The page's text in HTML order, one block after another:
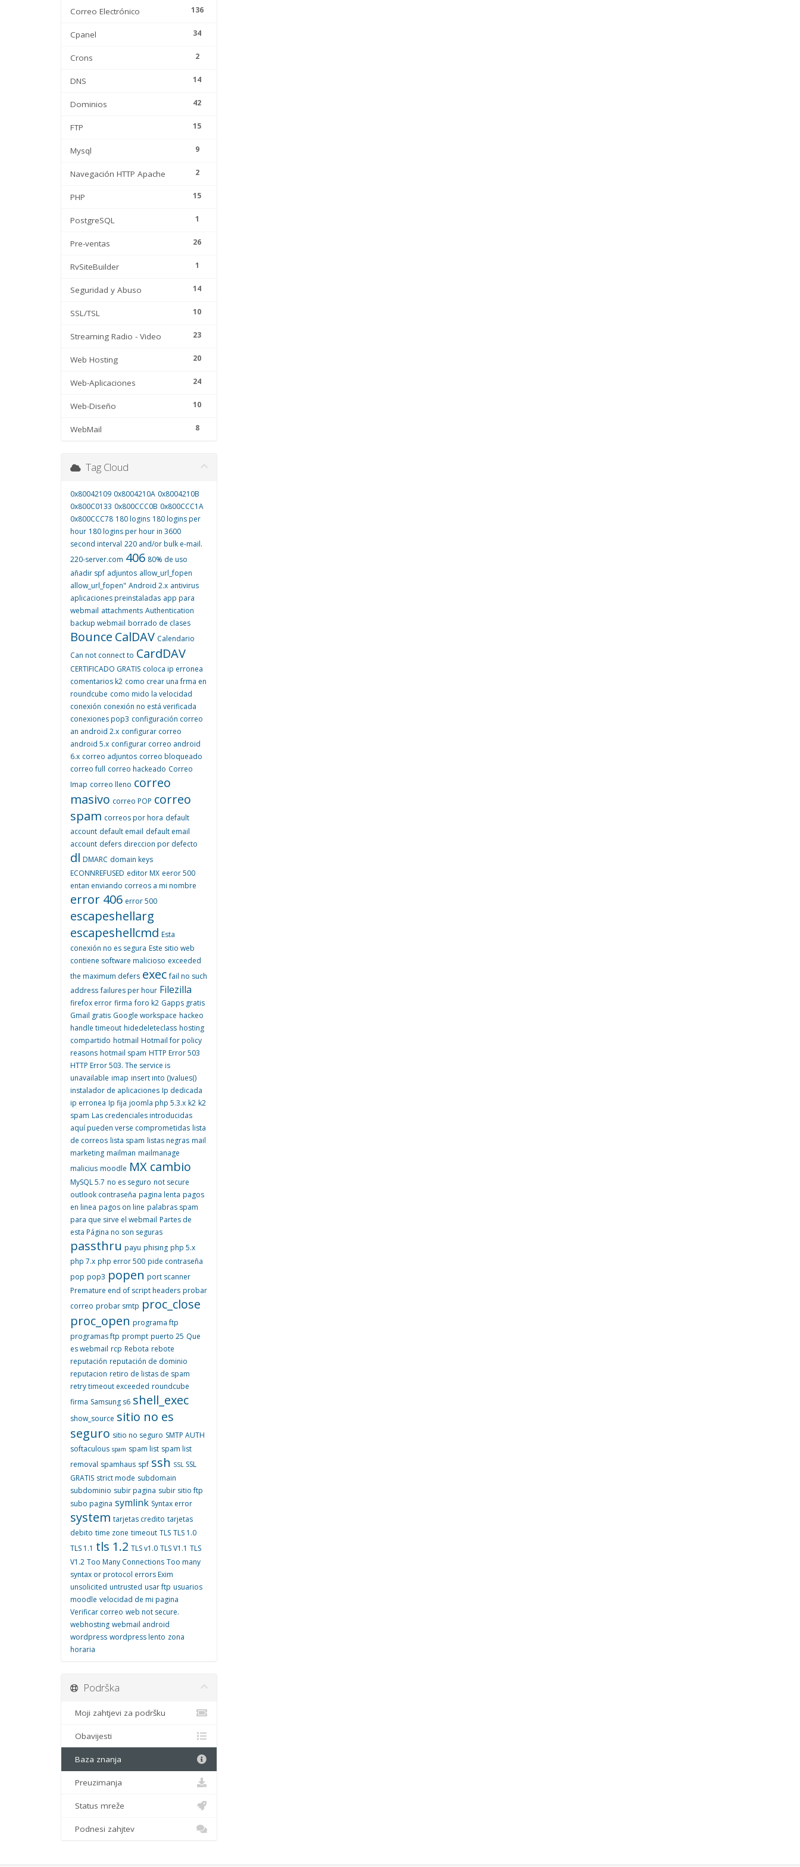
136
Correo Electrónico
34
Cpanel
2
Crons
14
DNS
42
Dominios
15
FTP
9
Mysql
2
Navegación HTTP Apache
15
PHP
1
PostgreSQL
26
Pre-ventas
1
RvSiteBuilder
14
Seguridad y Abuso
10
SSL/TSL
23
Streaming Radio - Video
20
Web Hosting
24
Web-Aplicaciones
10
Web-Diseño
8
WebMail
Tag Cloud
0x80042109 0x8004210A 0x8004210B
0x800C0133 0x800CCC0B 0x800CCC1A
0x800CCC78 180 logins 180 logins per
hour 180 logins per hour in 3600
second interval 220 and/or bulk e-mail.
220-server.com 406 80% de uso
añadir spf adjuntos allow_url_fopen
allow_url_fopen" Android 2.x antivirus
aplicaciones preinstaladas app para
webmail attachments Authentication
backup webmail borrado de clases
Bounce CalDAV Calendario
Can not connect to CardDAV
CERTIFICADO GRATIS coloca ip erronea
comentarios k2 como crear una frma en
roundcube como mido la velocidad
conexión conexión no está verificada
conexiones pop3 configuración correo
an android 2.x configurar correo
android 5.x configurar correo android
6.x correo adjuntos correo bloqueado
correo full correo hackeado Correo
Imap correo lleno correo
masivo correo POP correo
spam correos por hora default
account default email default email
account defers direccion por defecto
dl DMARC domain keys
ECONNREFUSED editor MX eeror 500
entan enviando correos a mi nombre
error 406 error 500
escapeshellarg
escapeshellcmd Esta
conexión no es segura Este sitio web
contiene software malicioso exceeded
the maximum defers exec fail no such
address failures per hour Filezilla
firefox error firma foro k2 Gapps gratis
Gmail gratis Google workspace hackeo
handle timeout hidedeleteclass hosting
compartido hotmail Hotmail for policy
reasons hotmail spam HTTP Error 503
HTTP Error 503. The service is
unavailable imap insert into ()values()
instalador de aplicaciones Ip dedicada
ip erronea Ip fija joomla php 5.3.x k2 k2
spam Las credenciales introducidas
aquí pueden verse comprometidas lista
de correos lista spam listas negras mail
marketing mailman mailmanage
malicius moodle MX cambio
MySQL 5.7 no es seguro not secure
outlook contraseña pagina lenta pagos
en linea pagos on line palabras spam
para que sirve el webmail Partes de
esta Página no son seguras
passthru payu phising php 5.x
php 7.x php error 500 pide contraseña
pop pop3 popen port scanner
Premature end of script headers probar
correo probar smtp proc_close
proc_open programa ftp
programas ftp prompt puerto 25 Que
es webmail rcp Rebota rebote
reputación reputación de dominio
reputacion retiro de listas de spam
retry timeout exceeded roundcube
firma Samsung s6 shell_exec
show_source sitio no es
seguro sitio no seguro SMTP AUTH
softaculous spam spam list spam list
removal spamhaus spf ssh SSL SSL
GRATIS strict mode subdomain
subdominio subir pagina subir sitio ftp
subo pagina symlink Syntax error
system tarjetas credito tarjetas
debito time zone timeout TLS TLS 1.0
TLS 1.1 tls 1.2 TLS v1.0 TLS V1.1 TLS
V1.2 Too Many Connections Too many
syntax or protocol errors Exim
unsolicited untrusted usar ftp usuarios
moodle velocidad de mi pagina
Verificar correo web not secure.
webhosting webmail android
wordpress wordpress lento zona
horaria
Podrška
Moji zahtjevi za podršku
Obavijesti
Baza znanja
Preuzimanja
Status mreže
Podnesi zahjtev